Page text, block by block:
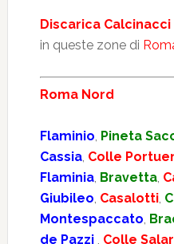
Discarica Calcinacci
in queste zone di
Roma Nord
Flaminio, Pineta
Cassia, Colle
Flaminia, Bravetta,
Giubileo, Casalotti,
Montespaccato,
de Pazzi , Colle